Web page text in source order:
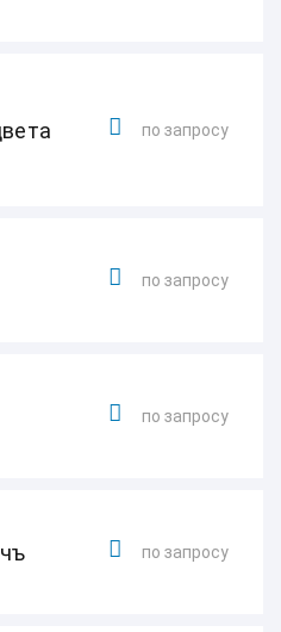
по запросу
по запросу
по запросу
по запросу